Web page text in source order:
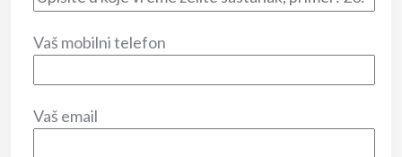
Vaš mobilni telefon
Vaš email